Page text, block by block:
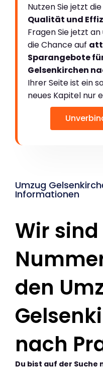
Nutzen Sie jetzt
Qualität und
Fragen Sie jetzt
die Chance auf
Sparangebote
Gelsenkirchen
Ihrer Seite ist ein
neues Kapitel nur
Umzug
Informationen
Wir
den
nach
Du bist auf der Suche